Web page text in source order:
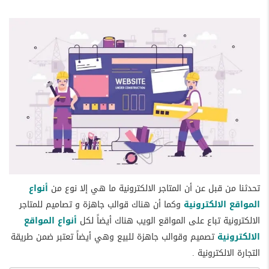
تحدثنا من قبل عن أن المتاجر الالكترونية ما هي إلا نوع من أنواع
المواقع الالكترونية وكما أن هناك قوالب جاهزة و تصاميم للمتاجر
الالكترونية تباع على المواقع الويب هناك أيضاً لكل أنواع المواقع
الالكترونية تصميم وقوالب جاهزة للبيع وهي أيضاً تعتبر ضمن طريقة
التجارة الالكترونية .